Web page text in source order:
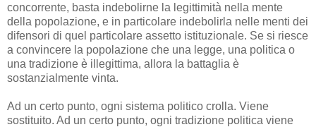
concorrente, basta indebolirne la legittimità nella mente
della popolazione, e in particolare indebolirla nelle menti dei
difensori di quel particolare assetto istituzionale. Se si riesce
a convincere la popolazione che una legge, una politica o
una tradizione è illegittima, allora la battaglia è
sostanzialmente vinta.
Ad un certo punto, ogni sistema politico crolla. Viene
sostituito. Ad un certo punto, ogni tradizione politica viene